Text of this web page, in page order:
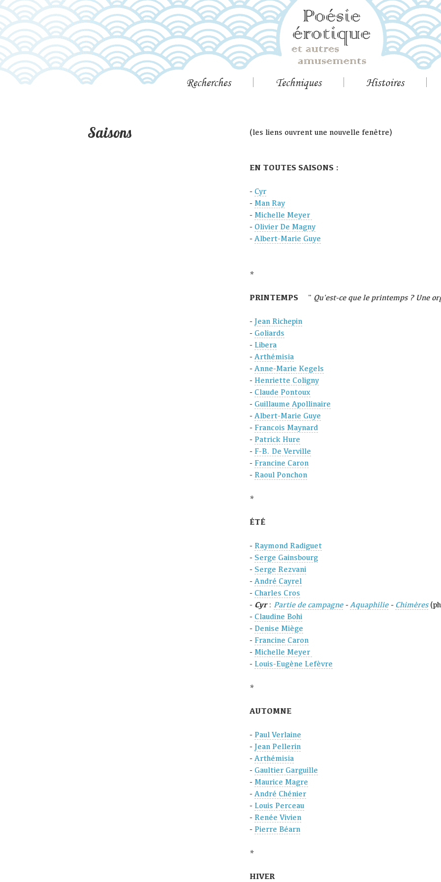
Recherches Techniques Histoires
Saisons (les liens ouvrent une nouvelle fenêtre)
EN TOUTES SAISONS :
- Cyr
- Man Ray
- Michelle Meyer
- Olivier De Magny
-Albert-Marie Guye
*
PRINTEMPS " Qu'est-ce que le printemps ? Une
-Jean Richepin
- Goliards
- Libera
-Arthémisia
-Anne-Marie Kegels
- Henriette Coligny
- Claude Pontoux
- Guillaume Apollinaire
-Albert-Marie Guye
- Francois Maynard
- Patrick Hure
- F-B. De Verville
- Francine Caron
- Raoul Ponchon
*
ÉTÉ
- Raymond Radiguet
- Serge Gainsbourg
- Serge Rezvani
-André Cayrel
- Charles Cros
- Cyr : Partie de campagne-Aquaphilie- Chimères
- Claudine Bohi
- Denise Miège
- Francine Caron
- Michelle Meyer
- Louis-Eugène Lefèvre
*
AUTOMNE
- Paul Verlaine
-Jean Pellerin
-Arthémisia
- Gaultier Garguille
- Maurice Magre
-André Chénier
- Louis Perceau
- Renée Vivien
- Pierre Béarn
*
HIVER